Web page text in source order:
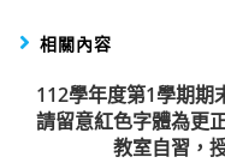
相關內容
112學年度第1學期期
請留意紅色字體為更
教室自習，